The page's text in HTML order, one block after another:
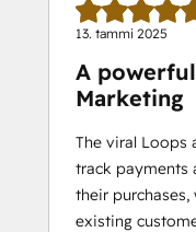
13. tammi 2025
A
Marketing
The viral Loops
track payments
their purchases,
existing